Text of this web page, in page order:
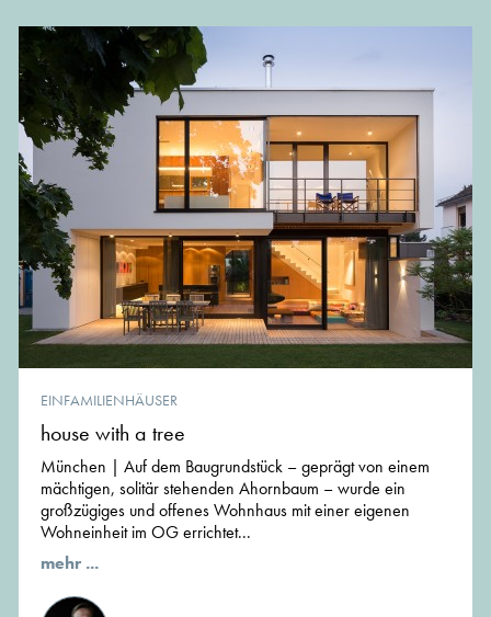
EINFAMILIENHÄUSER
house with a tree
München | Auf dem Baugrundstück – geprägt von einem
mächtigen, solitär stehenden Ahornbaum – wurde ein
großzügiges und offenes Wohnhaus mit einer eigenen
Wohneinheit im OG errichtet...
mehr ...